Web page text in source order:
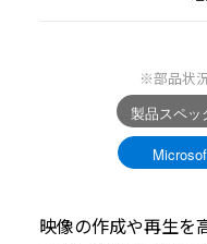
※部品状
映像の作成や再生を